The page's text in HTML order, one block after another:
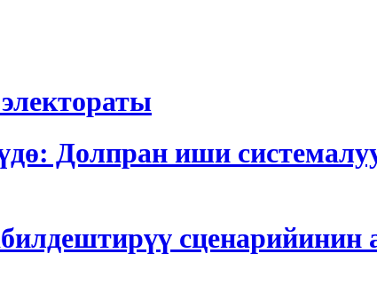
Долпран иши
сценарийинин